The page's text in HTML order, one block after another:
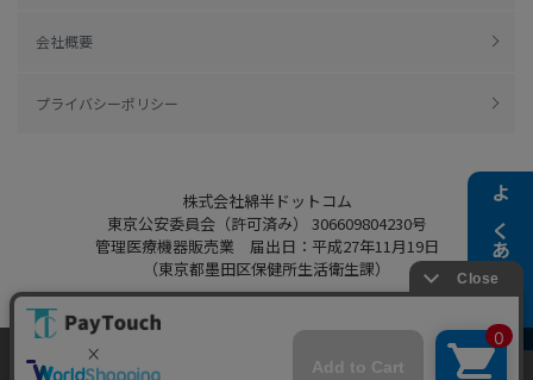
よくある質問
会社概要
プライバシーポリシー
株式会社綿半ドットコム
東京公安委員会（許可済み） 306609804230号
管理医療機器販売業 届出日：平成27年11月19日
（東京都墨田区保健所生活衛生課）
当ウェブサイトでは、お客様により良いサービス